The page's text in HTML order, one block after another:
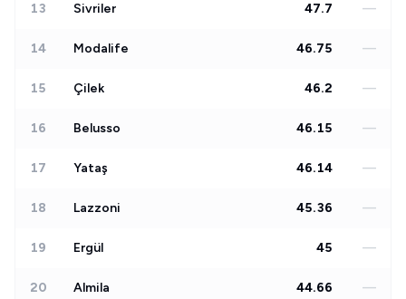
13 Sivriler 47.7 —
14 Modalife 46.75 —
15 Çilek 46.2 —
16 Belusso 46.15 —
17 Yataş 46.14 —
18 Lazzoni 45.36 —
19 Ergül 45 —
20 Almila 44.66 —